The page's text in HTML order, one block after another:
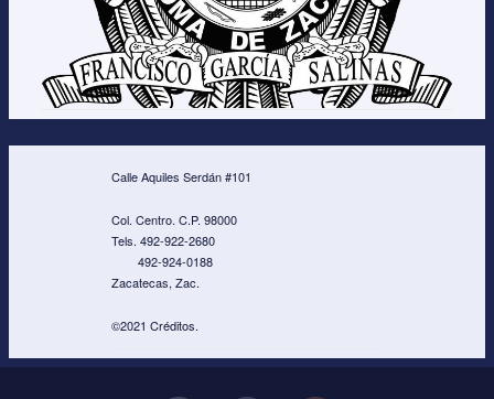
Calle Aquiles Serdán #101
Col. Centro. C.P. 98000
Tels. 492-922-2680
492-924-0188
Zacatecas, Zac.
©2021 Créditos.